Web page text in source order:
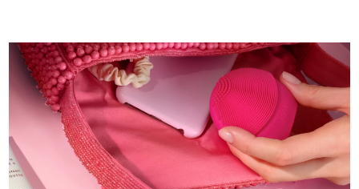
Travel-friendly IPL hair removal
PEACH™ Cooling Prep Gel
Cooling IPL hair removal gel
Firming body serum
ESPADA™ 2
Acne treatment device
ESPADA™ Blemish Solution
Concentrated acne gel
IRIS™ 2
Rejuvenating eye massager
眼部護膚
Advanced eye care treatment
KIWI™ derma
Diamond microdermabrasion .
KIWI™
Blackhead remover
LUNA™ 4 hair
2-in-1 LED scalp massager
FLIP™ play advanced
LED light hairbrush
牙齒美白
NEW
issa™ Teeth Whitening Set
Dual LED + sonic device & 18% PAP gel
更多的
匈牙利 預計送達日期 8/9/26
冰島 預計送達日期8/10/26
預計送達日期8/7/26
愛爾蘭 預計送達日期8/9/26